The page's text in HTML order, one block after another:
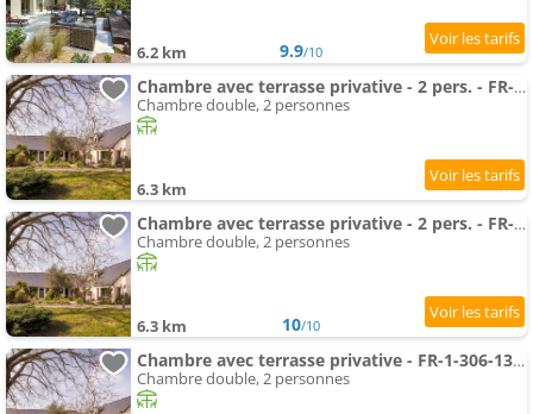
6.2 km 9.9/10
Chambre avec terrasse privative - 2 pers. - FR-1-306-1337
Chambre double, 2 personnes
6.3 km
Chambre avec terrasse privative - 2 pers. - FR-1-306-1338
Chambre double, 2 personnes
6.3 km 10/10
Chambre avec terrasse privative - FR-1-306-1340
Chambre double, 2 personnes